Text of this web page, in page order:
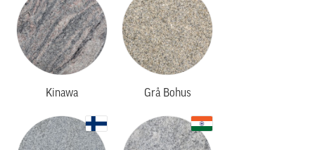
Kinawa Grå Bohus